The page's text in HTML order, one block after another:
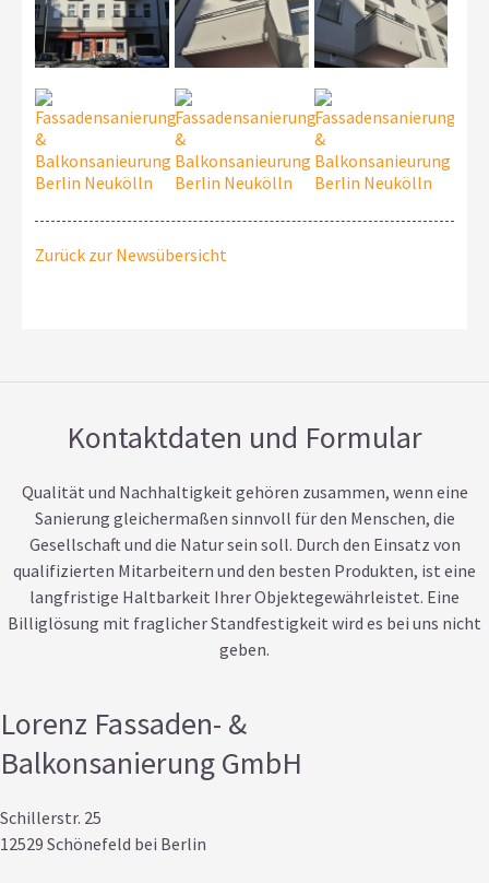
Zurück zur Newsübersicht
Kontaktdaten und Formular
Qualität und Nachhaltigkeit gehören zusammen, wenn eine
Sanierung gleichermaßen sinnvoll für den Menschen, die
Gesellschaft und die Natur sein soll. Durch den Einsatz von
qualifizierten Mitarbeitern und den besten Produkten, ist eine
langfristige Haltbarkeit Ihrer Objektegewährleistet. Eine
Billiglösung mit fraglicher Standfestigkeit wird es bei uns nicht
geben.
Lorenz Fassaden- &
Balkonsanierung GmbH
Schillerstr. 25
12529 Schönefeld bei Berlin